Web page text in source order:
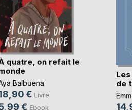
quatre, on refait le
Balbuena
€ Livre
€ Ebook
de